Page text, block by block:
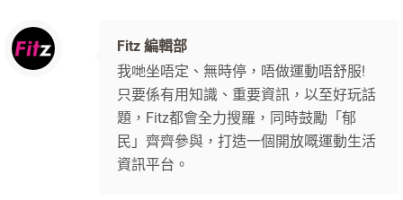
Fitz 編輯部
我哋坐唔定、無時停，唔做運動唔舒服!
只要係有用知識、重要資訊，以至好玩話
題，Fitz都會全力搜羅，同時鼓勵「郁
民」齊齊參與，打造一個開放嘅運動生活
資訊平台。